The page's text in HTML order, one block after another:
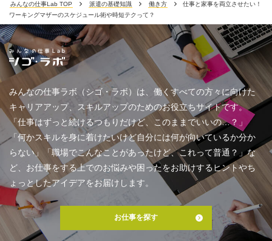
みんなの仕事Lab TOP 派遣の基礎知識 働き方
仕事と家事を両立させたい！
ワーキングマザーのスケジュール術や時短テクって？
みんなの仕事ラボ（シゴ・ラボ）は、働くすべての方々に向けた
キャリアアップ、スキルアップのためのお役立ちサイトです。
「仕事はずっと続けるつもりだけど、このままでいいの…？」
「何かスキルを身に着けたいけど自分には何が向いているか分か
らない」「職場でこんなことがあったけど、これって普通？」な
ど、お仕事をする上でのお悩みや困ったをお助けするヒントやち
ょっとしたアイデアをお届けします。
お仕事を探す